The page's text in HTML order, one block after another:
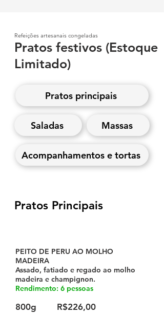
Refeições artesanais congeladas
Pratos festivos (Estoque
Limitado)
Pratos principais
Saladas Massas
Acompanhamentos e tortas
Pratos Principais
PEITO DE PERU AO MOLHO
MADEIRA
Assado, fatiado e regado ao molho
madeira e champignon.
Rendimento: 6 pessoas
800g R$226,00